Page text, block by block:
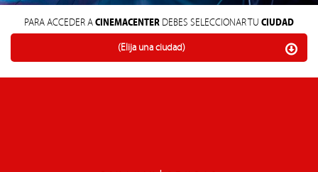
PARA ACCEDER ACINEMACENTER DEBES SELECCIONAR TU CIUDAD
(Elija una ciudad)